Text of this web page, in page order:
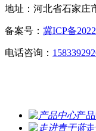
地址：河北省石家庄
备案号： 冀ICP备
电话咨询：
产